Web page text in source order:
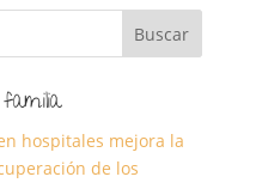
hospitales mejora la
de los